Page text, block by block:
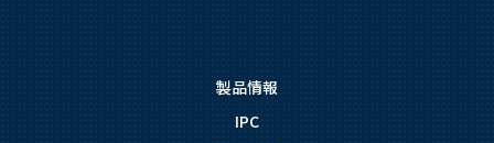
製品情報
IPC